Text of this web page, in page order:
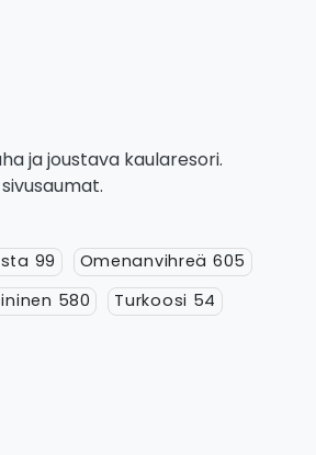
ja joustava kaularesori.
99
Omenanvihreä 605
580
Turkoosi 54